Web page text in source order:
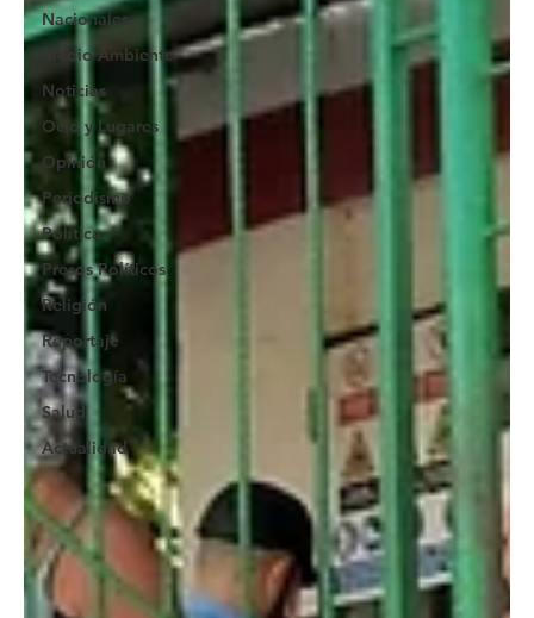
Nacionales
Medio Ambiente
Noticias
Ocio y Lugares
Opinión
Periodismo
Política
Presos Políticos
Religión
Reportaje
Tecnología
Salud
Actualidad